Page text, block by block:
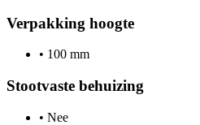
Verpakking hoogte
• 100 mm
Stootvaste behuizing
• Nee